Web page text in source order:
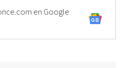
en Google